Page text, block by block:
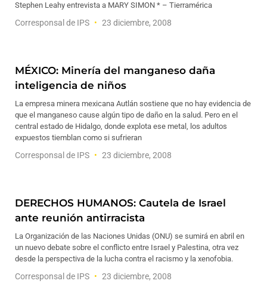
Stephen Leahy entrevista a MARY SIMON * – Tierramérica
Corresponsal de IPS 23 diciembre, 2008
MÉXICO: Minería del manganeso daña
inteligencia de niños
La empresa minera mexicana Autlán sostiene que no hay evidencia de
que el manganeso cause algún tipo de daño en la salud. Pero en el
central estado de Hidalgo, donde explota ese metal, los adultos
expuestos tiemblan como si sufrieran
Corresponsal de IPS 23 diciembre, 2008
DERECHOS HUMANOS: Cautela de Israel
ante reunión antirracista
La Organización de las Naciones Unidas (ONU) se sumirá en abril en
un nuevo debate sobre el conflicto entre Israel y Palestina, otra vez
desde la perspectiva de la lucha contra el racismo y la xenofobia.
Corresponsal de IPS 23 diciembre, 2008